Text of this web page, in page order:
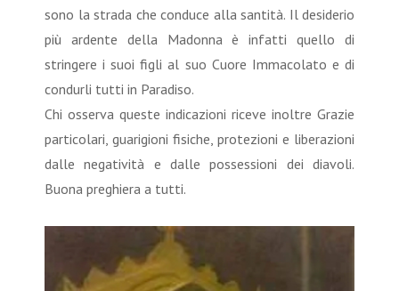
sono la strada che conduce alla santità. Il desiderio
più ardente della Madonna è infatti quello di
stringere i suoi figli al suo Cuore Immacolato e di
condurli tutti in Paradiso.
Chi osserva queste indicazioni riceve inoltre Grazie
particolari, guarigioni fisiche, protezioni e liberazioni
dalle negatività e dalle possessioni dei diavoli.
Buona preghiera a tutti.